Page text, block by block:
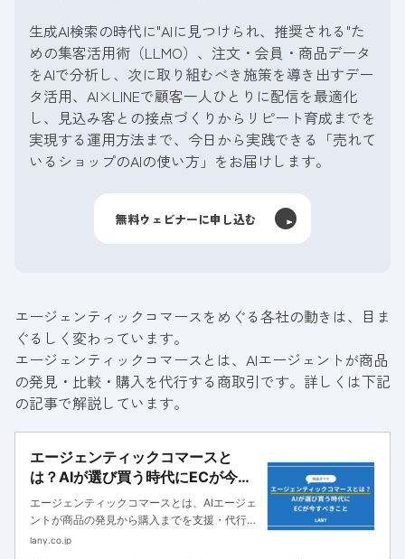
生成AI検索の時代に"AIに見つけられ、推奨される"た
めの集客活用術（LLMO）、注文・会員・商品データ
をAIで分析し、次に取り組むべき施策を導き出すデー
タ活用、AI×LINEで顧客一人ひとりに配信を最適化
し、見込み客との接点づくりからリピート育成までを
実現する運用方法まで、今日から実践できる「売れて
いるショップのAIの使い方」をお届けします。
無料ウェビナーに申し込む
エージェンティックコマースをめぐる各社の動きは、目ま
ぐるしく変わっています。
エージェンティックコマースとは、AIエージェントが商品
の発見・比較・購入を代行する商取引です。詳しくは下記
の記事で解説しています。
エージェンティックコマースと
は？AIが選び買う時代にECが今す
べきこと【完全ガイド】
エージェンティックコマースとは、AIエージェ
ントが商品の発見から購入までを支援・代行す
る新しい商取引の形です。本記事では、その全
lany.co.jp